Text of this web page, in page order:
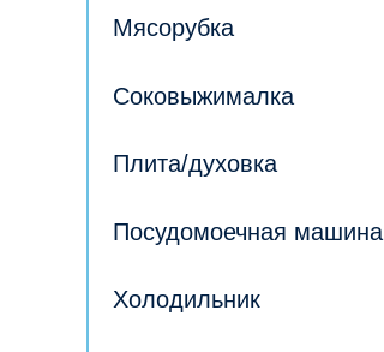
Мясорубка
Соковыжималка
Плита/духовка
Посудомоечная машина
Холодильник